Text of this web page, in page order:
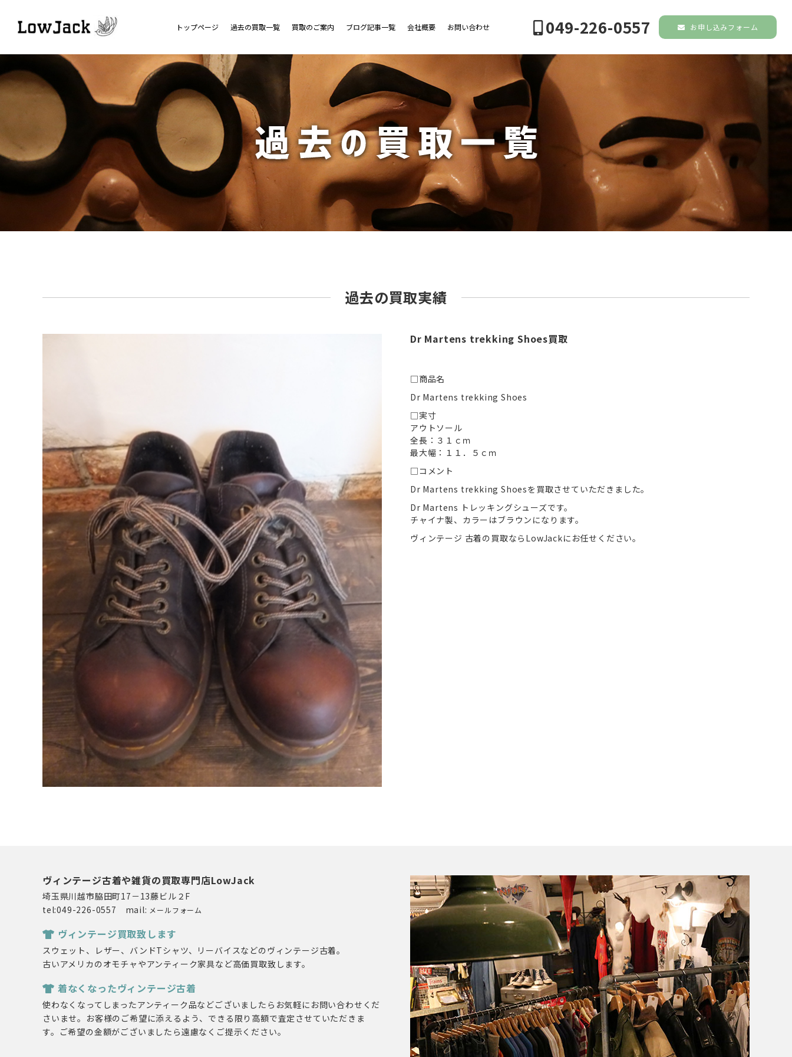
トップページ 過去の買取一覧 買取のご案内 ブログ記事一覧 会社概要 お問い合わせ 049-226-0557 お申し込みフォーム
過去の買取実績
Dr Martens trekking Shoes買取
□商品名
Dr Martens trekking Shoes
□実寸
アウトソール
全長：３１ｃｍ
最大幅：１１．５ｃｍ
□コメント
Dr Martens trekking Shoesを買取させていただきました。
Dr Martens トレッキングシューズです。
チャイナ製、カラーはブラウンになります。
ヴィンテージ 古着の買取ならLowJackにお任せください。
ヴィンテージ古着や雑貨の買取専門店LowJack
埼玉県川越市脇田町17－13藤ビル２F
tel:049-226-0557 mail: メールフォーム
ヴィンテージ買取致します
スウェット、レザー、バンドTシャツ、リーバイスなどのヴィンテージ古着。
古いアメリカのオモチャやアンティーク家具など高価買取致します。
着なくなったヴィンテージ古着
使わなくなってしまったアンティーク品などございましたらお気軽にお問い合わせくだ
さいませ。お客様のご希望に添えるよう、できる限り高額で査定させていただきま
す。ご希望の金額がございましたら遠慮なくご提示ください。